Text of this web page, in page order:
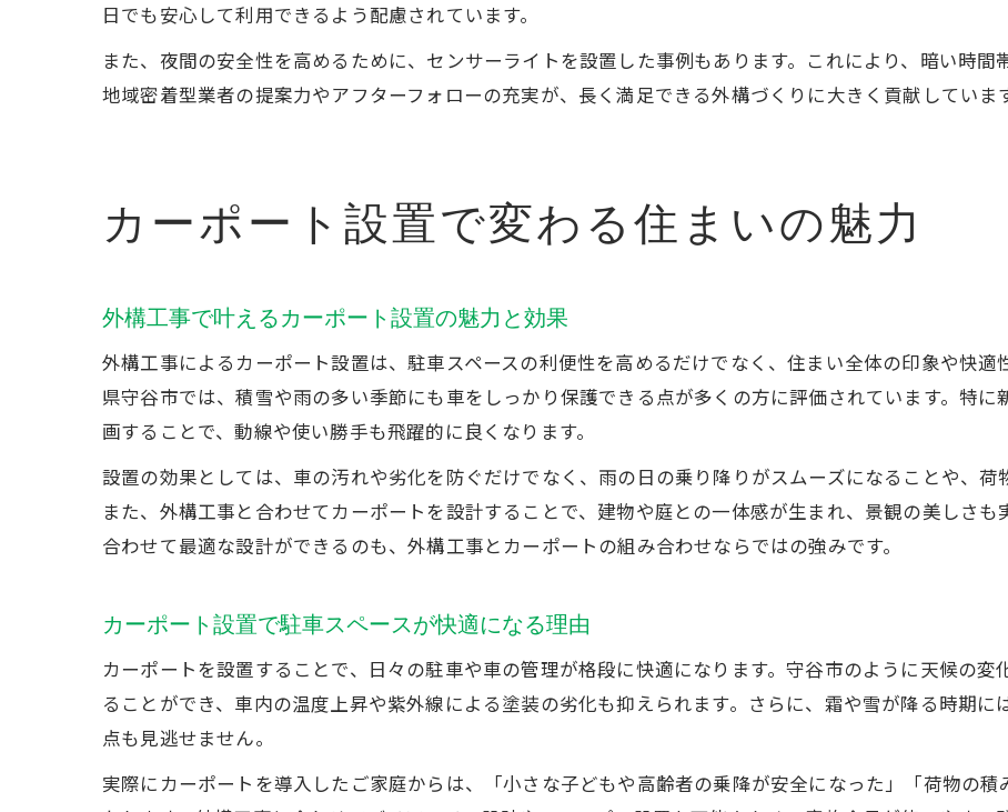
日でも安心して利用できるよう配慮されています。
また、夜間の安全性を高めるために、センサーライトを設置した事例もあります。これにより、暗い時間
地域密着型業者の提案力やアフターフォローの充実が、長く満足できる外構づくりに大きく貢献していま
カーポート設置で変わる住まいの魅力
外構工事で叶えるカーポート設置の魅力と効果
外構工事によるカーポート設置は、駐車スペースの利便性を高めるだけでなく、住まい全体の印象や快
県守谷市では、積雪や雨の多い季節にも車をしっかり保護できる点が多くの方に評価されています。特
画することで、動線や使い勝手も飛躍的に良くなります。
設置の効果としては、車の汚れや劣化を防ぐだけでなく、雨の日の乗り降りがスムーズになることや、荷
また、外構工事と合わせてカーポートを設計することで、建物や庭との一体感が生まれ、景観の美しさ
合わせて最適な設計ができるのも、外構工事とカーポートの組み合わせならではの強みです。
カーポート設置で駐車スペースが快適になる理由
カーポートを設置することで、日々の駐車や車の管理が格段に快適になります。守谷市のように天候の
ることができ、車内の温度上昇や紫外線による塗装の劣化も抑えられます。さらに、霜や雪が降る時期
点も見逃せません。
実際にカーポートを導入したご家庭からは、「小さな子どもや高齢者の乗降が安全になった」「荷物の